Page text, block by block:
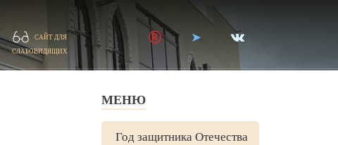
САЙТ ДЛЯ
СЛАБОВИДЯЩИХ
МЕНЮ
Год защитника Отечества